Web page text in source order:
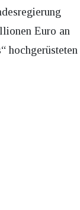
Euro an
hochgerüsteten